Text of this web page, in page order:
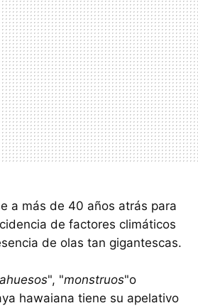
a más de 40 años atrás para
de factores climáticos
de olas tan gigantescas.
", "monstruos"o
hawaiana tiene su apelativo